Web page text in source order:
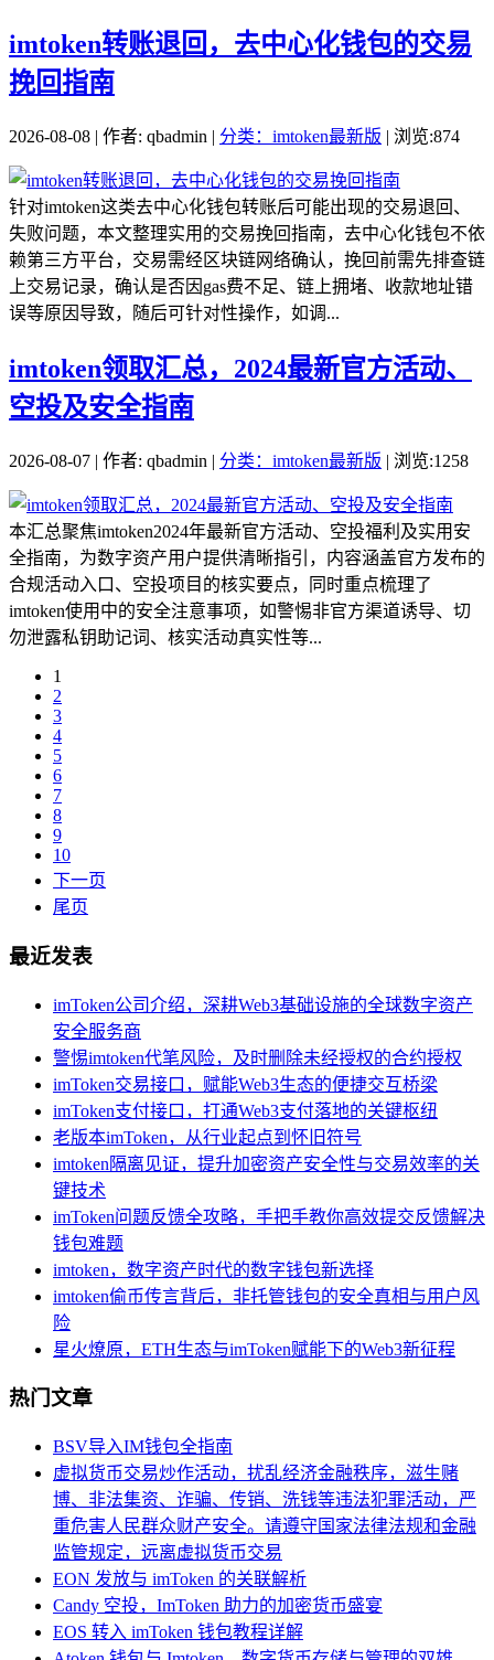
imtoken转账退回，去中心化钱包的交易
挽回指南
2026-08-08 | 作者: qbadmin | 分类：imtoken最新版 | 浏览:874
针对imtoken这类去中心化钱包转账后可能出现的交易退回、
失败问题，本文整理实用的交易挽回指南，去中心化钱包不依
赖第三方平台，交易需经区块链网络确认，挽回前需先排查链
上交易记录，确认是否因gas费不足、链上拥堵、收款地址错
误等原因导致，随后可针对性操作，如调...
imtoken领取汇总，2024最新官方活动、
空投及安全指南
2026-08-07 | 作者: qbadmin | 分类：imtoken最新版 | 浏览:1258
本汇总聚焦imtoken2024年最新官方活动、空投福利及实用安
全指南，为数字资产用户提供清晰指引，内容涵盖官方发布的
合规活动入口、空投项目的核实要点，同时重点梳理了
imtoken使用中的安全注意事项，如警惕非官方渠道诱导、切
勿泄露私钥助记词、核实活动真实性等...
1
2
3
4
5
6
7
8
9
10
下一页
尾页
最近发表
imToken公司介绍，深耕Web3基础设施的全球数字资产
安全服务商
警惕imtoken代笔风险，及时删除未经授权的合约授权
imToken交易接口，赋能Web3生态的便捷交互桥梁
imToken支付接口，打通Web3支付落地的关键枢纽
老版本imToken，从行业起点到怀旧符号
imtoken隔离见证，提升加密资产安全性与交易效率的关
键技术
imToken问题反馈全攻略，手把手教你高效提交反馈解决
钱包难题
imtoken，数字资产时代的数字钱包新选择
imtoken偷币传言背后，非托管钱包的安全真相与用户风
险
星火燎原，ETH生态与imToken赋能下的Web3新征程
热门文章
BSV导入IM钱包全指南
虚拟货币交易炒作活动，扰乱经济金融秩序，滋生赌
博、非法集资、诈骗、传销、洗钱等违法犯罪活动，严
重危害人民群众财产安全。请遵守国家法律法规和金融
监管规定，远离虚拟货币交易
EON 发放与 imToken 的关联解析
Candy 空投，ImToken 助力的加密货币盛宴
EOS 转入 imToken 钱包教程详解